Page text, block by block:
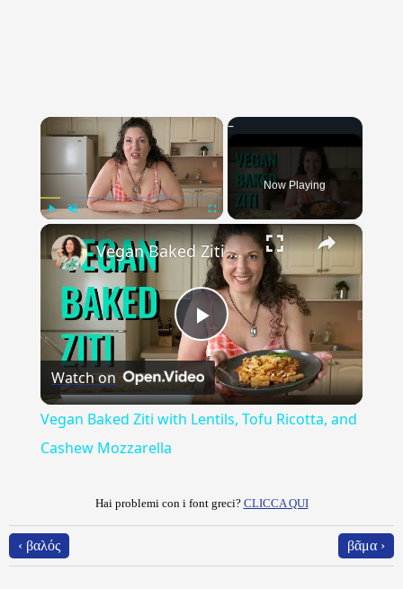
×
Fullscreen
Now Playing
×
Play
Video
Vegan Baked Ziti with Lentils, Tofu Ricotta, and Cashew Mozzarella
Watch on
Vegan Baked Ziti with Lentils, Tofu Ricotta, and
Cashew Mozzarella
Hai problemi con i font greci? CLICCA QUI
‹ βαλός βᾶμα ›